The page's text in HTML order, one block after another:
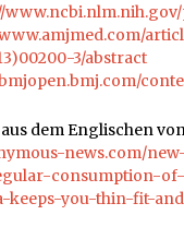
www.ncbi.nlm.nih.gov/
3/abstract
dem Englischen
news.com/
consumption-of-
keeps-you-thin-fit-